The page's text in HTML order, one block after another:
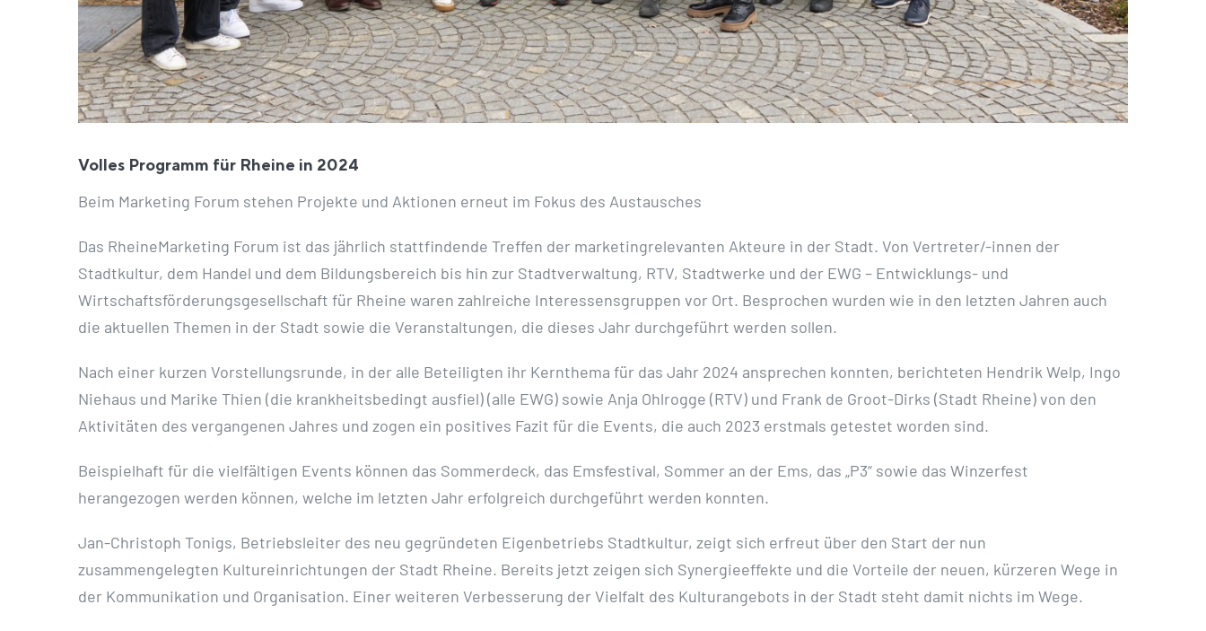
Volles Programm für Rheine in 2024
Beim Marketing Forum stehen Projekte und Aktionen erneut im Fokus des Austausches
Das RheineMarketing Forum ist das jährlich stattfindende Treffen der marketingrelevanten Akteure in der Stadt. Von Vertreter/-innen der
Stadtkultur, dem Handel und dem Bildungsbereich bis hin zur Stadtverwaltung, RTV, Stadtwerke und der EWG – Entwicklungs- und
Wirtschaftsförderungsgesellschaft für Rheine waren zahlreiche Interessensgruppen vor Ort. Besprochen wurden wie in den letzten Jahren auch
die aktuellen Themen in der Stadt sowie die Veranstaltungen, die dieses Jahr durchgeführt werden sollen.
Nach einer kurzen Vorstellungsrunde, in der alle Beteiligten ihr Kernthema für das Jahr 2024 ansprechen konnten, berichteten Hendrik Welp, Ingo
Niehaus und Marike Thien (die krankheitsbedingt ausfiel) (alle EWG) sowie Anja Ohlrogge (RTV) und Frank de Groot-Dirks (Stadt Rheine) von den
Aktivitäten des vergangenen Jahres und zogen ein positives Fazit für die Events, die auch 2023 erstmals getestet worden sind.
Beispielhaft für die vielfältigen Events können das Sommerdeck, das Emsfestival, Sommer an der Ems, das „P3“ sowie das Winzerfest
herangezogen werden können, welche im letzten Jahr erfolgreich durchgeführt werden konnten.
Jan-Christoph Tonigs, Betriebsleiter des neu gegründeten Eigenbetriebs Stadtkultur, zeigt sich erfreut über den Start der nun
zusammengelegten Kultureinrichtungen der Stadt Rheine. Bereits jetzt zeigen sich Synergieeffekte und die Vorteile der neuen, kürzeren Wege in
der Kommunikation und Organisation. Einer weiteren Verbesserung der Vielfalt des Kulturangebots in der Stadt steht damit nichts im Wege.